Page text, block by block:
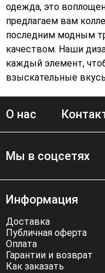
одежда, это
предлагаем вам
последним модным
качеством. Наши
каждый элемент,
взыскательные вкусы. Красная одежда — это
найдёте платья,
красном цвете. Они
неповторимый
вашем вкусе и стиле. Мы используем только
комфорт наших
одежду, а настоящие
которые подчеркнут
О нас
Мы в соцсетях
Информация
Доставка
Публичная оферта
Оплата
Гарантии и возврат
Как заказать